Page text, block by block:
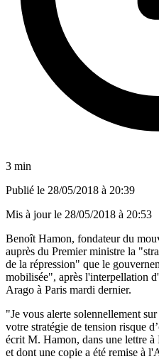
3 min
Publié le 28/05/2018 à 20:39
Mis à jour le 28/05/2018 à 20:53
Benoît Hamon, fondateur du
auprès du Premier ministre la
de la répression" que le
mobilisée", après l'interpellation
Arago à Paris mardi dernier.
"Je vous alerte solennellement
votre stratégie de tension risque
écrit M. Hamon, dans une lettre
et dont une copie a été remise à